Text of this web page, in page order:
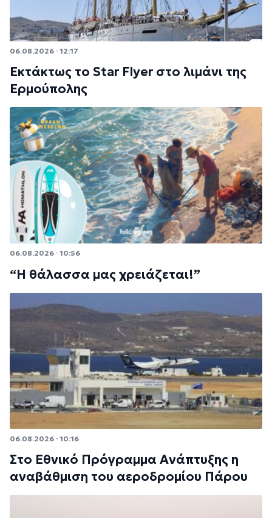
06.08.2026 · 12:17
Εκτάκτως το Star Flyer στο λιμάνι της
Ερμούπολης
06.08.2026 · 10:56
“Η θάλασσα μας χρειάζεται!”
06.08.2026 · 10:16
Στο Εθνικό Πρόγραμμα Ανάπτυξης η
αναβάθμιση του αεροδρομίου Πάρου